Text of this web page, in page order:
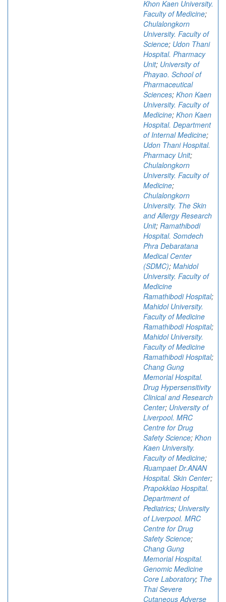
Khon Kaen University.
Faculty of Medicine;
Chulalongkorn
University. Faculty of
Science; Udon Thani
Hospital. Pharmacy
Unit; University of
Phayao. School of
Pharmaceutical
Sciences; Khon Kaen
University. Faculty of
Medicine; Khon Kaen
Hospital. Department
of Internal Medicine;
Udon Thani Hospital.
Pharmacy Unit;
Chulalongkorn
University. Faculty of
Medicine;
Chulalongkorn
University. The Skin
and Allergy Research
Unit; Ramathibodi
Hospital. Somdech
Phra Debaratana
Medical Center
(SDMC); Mahidol
University. Faculty of
Medicine
Ramathibodi Hospital;
Mahidol University.
Faculty of Medicine
Ramathibodi Hospital;
Mahidol University.
Faculty of Medicine
Ramathibodi Hospital;
Chang Gung
Memorial Hospital.
Drug Hypersensitivity
Clinical and Research
Center; University of
Liverpool. MRC
Centre for Drug
Safety Science; Khon
Kaen University.
Faculty of Medicine;
Ruampaet Dr.ANAN
Hospital. Skin Center;
Prapokklao Hospital.
Department of
Pediatrics; University
of Liverpool. MRC
Centre for Drug
Safety Science;
Chang Gung
Memorial Hospital.
Genomic Medicine
Core Laboratory; The
Thai Severe
Cutaneous Adverse